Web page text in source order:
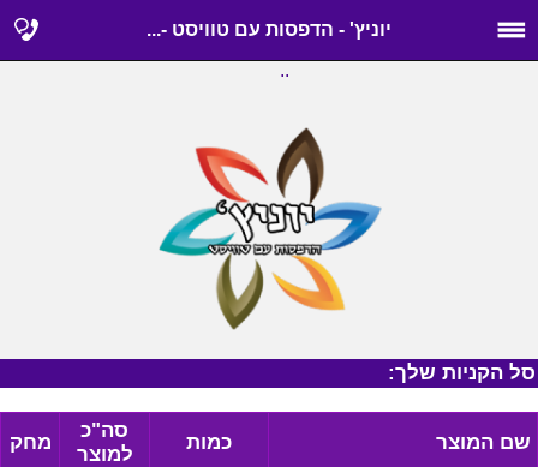
יוניץ' - הדפסות עם טוויסט -...
..
סל הקניות שלך:
שם המוצר כמות
סה"כ
למוצר
מחק